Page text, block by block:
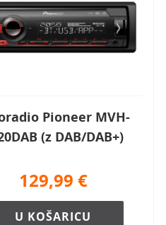
Pioneer MVH-
(z DAB/DAB+)
129,99 €
U KOŠARICU